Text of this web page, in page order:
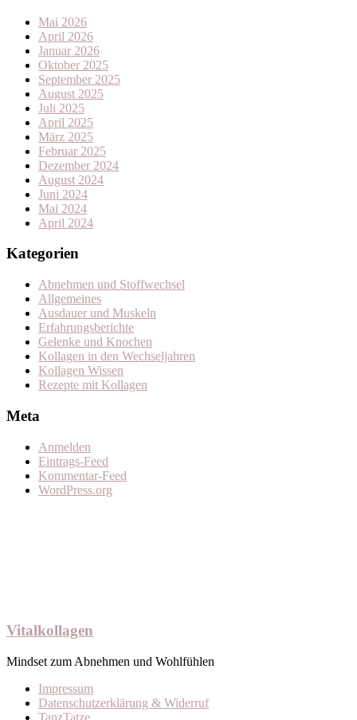
Mai 2026
April 2026
Januar 2026
Oktober 2025
September 2025
August 2025
Juli 2025
April 2025
März 2025
Februar 2025
Dezember 2024
August 2024
Juni 2024
Mai 2024
April 2024
Kategorien
Abnehmen und Stoffwechsel
Allgemeines
Ausdauer und Muskeln
Erfahrungsberichte
Gelenke und Knochen
Kollagen in den Wechseljahren
Kollagen Wissen
Rezepte mit Kollagen
Meta
Anmelden
Eintrags-Feed
Kommentar-Feed
WordPress.org
Vitalkollagen
Mindset zum Abnehmen und Wohlfühlen
Impressum
Datenschutzerklärung & Widerruf
TanzTatze